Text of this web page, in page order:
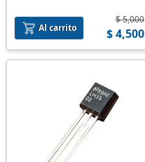
Al carrito
$ 5,000
$ 4,500